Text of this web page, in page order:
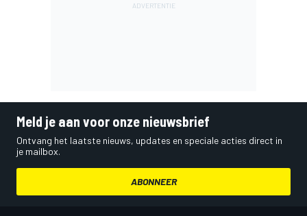
Meld je aan voor onze nieuwsbrief
Ontvang het laatste nieuws, updates en speciale acties direct in
je mailbox.
ABONNEER